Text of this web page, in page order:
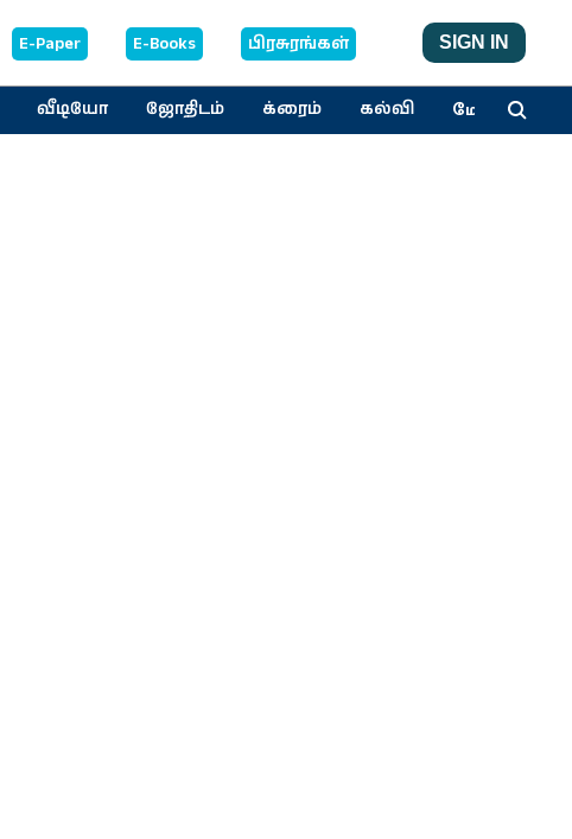
E-Paper E-Books பிரசுரங்கள் SIGN IN
வீடியோ ஜோதிடம் க்ரைம் கல்வி மேலும்